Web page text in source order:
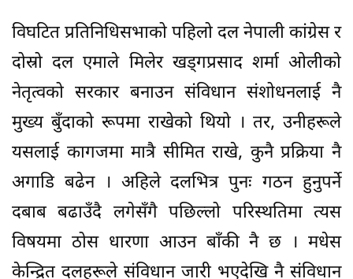
विघटित प्रतिनिधिसभाको पहिलो दल नेपाली कांग्रेस र
दोस्रो दल एमाले मिलेर खड्गप्रसाद शर्मा ओलीको
नेतृत्वको सरकार बनाउन संविधान संशोधनलाई नै
मुख्य बुँदाको रूपमा राखेको थियो । तर, उनीहरूले
यसलाई कागजमा मात्रै सीमित राखे, कुनै प्रक्रिया नै
अगाडि बढेन । अहिले दलभित्र पुनः गठन हुनुपर्ने
दबाब बढाउँदै लगेसँगै पछिल्लो परिस्थतिमा त्यस
विषयमा ठोस धारणा आउन बाँकी नै छ । मधेस
केन्द्रित दलहरूले संविधान जारी भएदेखि नै संविधान